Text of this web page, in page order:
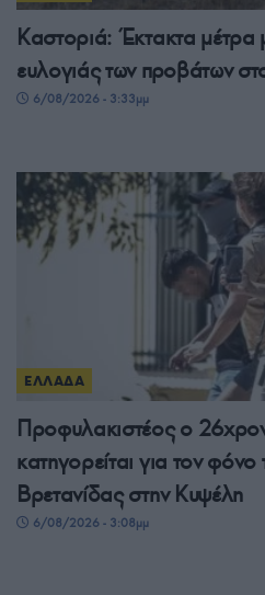
Καστοριά: Έκτακτα μέτρα
ευλογιάς των προβάτων
6/08/2026 - 3:33μμ
ΕΛΛΑΔΑ
Προφυλακιστέος ο
κατηγορείται για τον
Βρετανίδας στην Κυψέλη
6/08/2026 - 3:08μμ